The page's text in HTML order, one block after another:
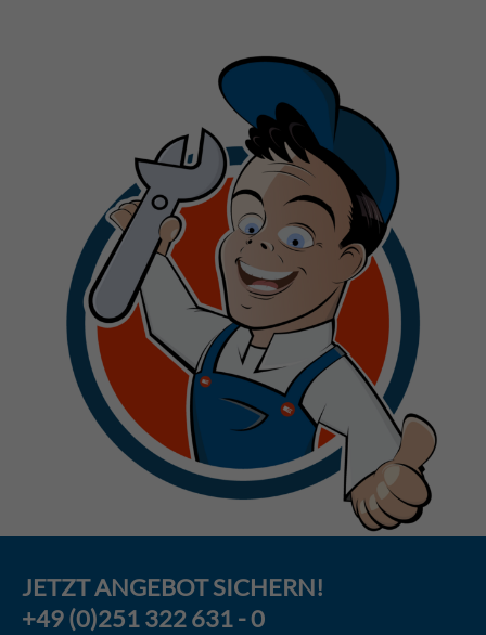
JETZTANGEBOTSICHERN!
+49 (0)251 322 631 - 0